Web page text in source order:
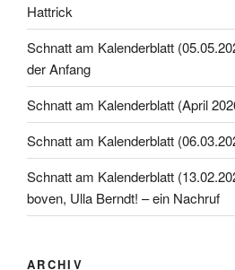
Hattrick
Schnatt am Kalenderblatt
der Anfang
Schnatt am Kalenderblatt (April
Schnatt am Kalenderblatt
Schnatt am Kalenderblatt
boven, Ulla Berndt! – ein Nachruf
ARCHIV